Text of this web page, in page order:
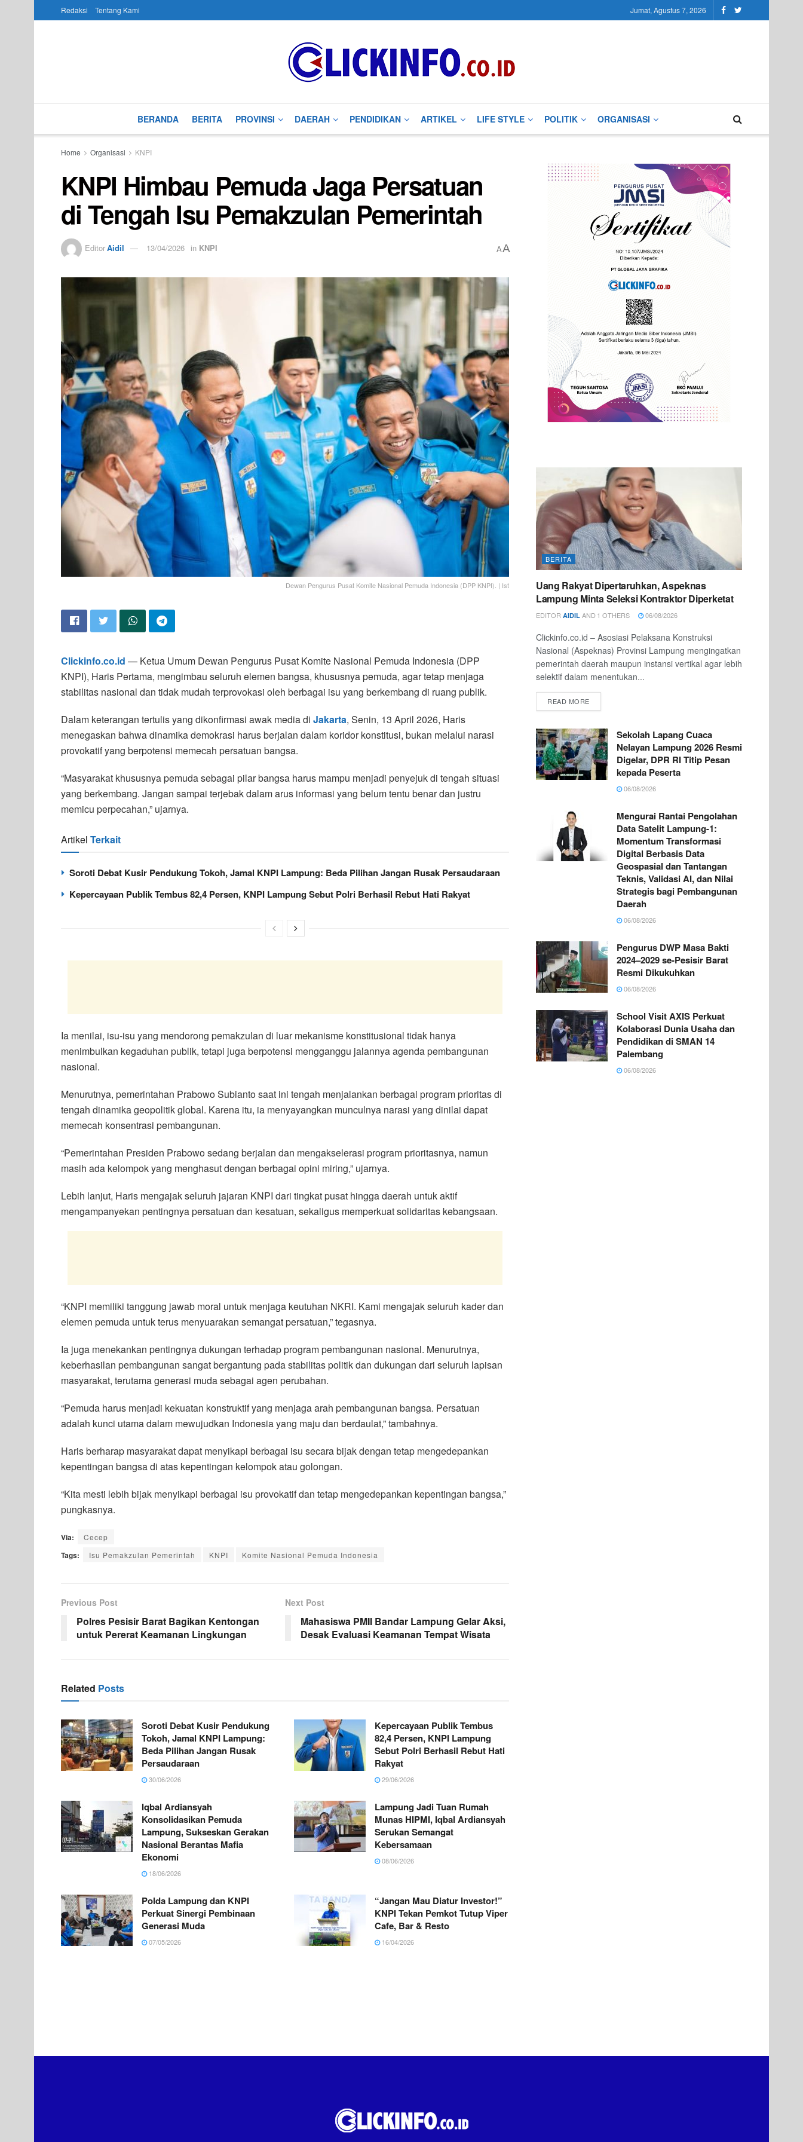
Redaksi Tentang Kami Jumat, Agustus 7, 2026
BERANDA BERITA PROVINSI DAERAH PENDIDIKAN ARTIKEL LIFE STYLE POLITIK ORGANISASI
Home Organisasi KNPI
KNPI Himbau Pemuda Jaga Persatuan
di Tengah Isu Pemakzulan Pemerintah
EditorAidil 13/04/2026 in KNPI AA
Dewan Pengurus Pusat Komite Nasional Pemuda Indonesia (DPP KNPI). | Ist
Clickinfo.co.id — Ketua Umum Dewan Pengurus Pusat Komite Nasional Pemuda Indonesia (DPP
KNPI), Haris Pertama, mengimbau seluruh elemen bangsa, khususnya pemuda, agar tetap menjaga
stabilitas nasional dan tidak mudah terprovokasi oleh berbagai isu yang berkembang di ruang publik.
Dalam keterangan tertulis yang dikonfirmasi awak media di Jakarta, Senin, 13 April 2026, Haris
menegaskan bahwa dinamika demokrasi harus berjalan dalam koridor konstitusi, bukan melalui narasi
provokatif yang berpotensi memecah persatuan bangsa.
“Masyarakat khususnya pemuda sebagai pilar bangsa harus mampu menjadi penyejuk di tengah situasi
yang berkembang. Jangan sampai terjebak dalam arus informasi yang belum tentu benar dan justru
memicu perpecahan,” ujarnya.
Artikel Terkait
Soroti Debat Kusir Pendukung Tokoh, Jamal KNPI Lampung: Beda Pilihan Jangan Rusak Persaudaraan
Kepercayaan Publik Tembus 82,4 Persen, KNPI Lampung Sebut Polri Berhasil Rebut Hati Rakyat
Ia menilai, isu-isu yang mendorong pemakzulan di luar mekanisme konstitusional tidak hanya
menimbulkan kegaduhan publik, tetapi juga berpotensi mengganggu jalannya agenda pembangunan
nasional.
Menurutnya, pemerintahan Prabowo Subianto saat ini tengah menjalankan berbagai program prioritas di
tengah dinamika geopolitik global. Karena itu, ia menyayangkan munculnya narasi yang dinilai dapat
memecah konsentrasi pembangunan.
“Pemerintahan Presiden Prabowo sedang berjalan dan mengakselerasi program prioritasnya, namun
masih ada kelompok yang menghasut dengan berbagai opini miring,” ujarnya.
Lebih lanjut, Haris mengajak seluruh jajaran KNPI dari tingkat pusat hingga daerah untuk aktif
mengampanyekan pentingnya persatuan dan kesatuan, sekaligus memperkuat solidaritas kebangsaan.
“KNPI memiliki tanggung jawab moral untuk menjaga keutuhan NKRI. Kami mengajak seluruh kader dan
elemen pemuda untuk terus menyuarakan semangat persatuan,” tegasnya.
Ia juga menekankan pentingnya dukungan terhadap program pembangunan nasional. Menurutnya,
keberhasilan pembangunan sangat bergantung pada stabilitas politik dan dukungan dari seluruh lapisan
masyarakat, terutama generasi muda sebagai agen perubahan.
“Pemuda harus menjadi kekuatan konstruktif yang menjaga arah pembangunan bangsa. Persatuan
adalah kunci utama dalam mewujudkan Indonesia yang maju dan berdaulat,” tambahnya.
Haris berharap masyarakat dapat menyikapi berbagai isu secara bijak dengan tetap mengedepankan
kepentingan bangsa di atas kepentingan kelompok atau golongan.
“Kita mesti lebih bijak menyikapi berbagai isu provokatif dan tetap mengedepankan kepentingan bangsa,”
pungkasnya.
Via: Cecep
Tags: Isu Pemakzulan Pemerintah KNPI Komite Nasional Pemuda Indonesia
Previous Post
Polres Pesisir Barat Bagikan Kentongan
untuk Pererat Keamanan Lingkungan
Next Post
Mahasiswa PMII Bandar Lampung Gelar Aksi,
Desak Evaluasi Keamanan Tempat Wisata
Related Posts
Soroti Debat Kusir Pendukung
Tokoh, Jamal KNPI Lampung:
Beda Pilihan Jangan Rusak
Persaudaraan
30/06/2026
Kepercayaan Publik Tembus
82,4 Persen, KNPI Lampung
Sebut Polri Berhasil Rebut Hati
Rakyat
29/06/2026
Iqbal Ardiansyah
Konsolidasikan Pemuda
Lampung, Sukseskan Gerakan
Nasional Berantas Mafia
Ekonomi
18/06/2026
Lampung Jadi Tuan Rumah
Munas HIPMI, Iqbal Ardiansyah
Serukan Semangat
Kebersamaan
08/06/2026
Polda Lampung dan KNPI
Perkuat Sinergi Pembinaan
Generasi Muda
07/05/2026
“Jangan Mau Diatur Investor!”
KNPI Tekan Pemkot Tutup Viper
Cafe, Bar & Resto
16/04/2026
BERITA
Uang Rakyat Dipertaruhkan, Aspeknas
Lampung Minta Seleksi Kontraktor Diperketat
EDITOR AIDIL AND 1 OTHERS 06/08/2026
Clickinfo.co.id – Asosiasi Pelaksana Konstruksi
Nasional (Aspeknas) Provinsi Lampung mengingatkan
pemerintah daerah maupun instansi vertikal agar lebih
selektif dalam menentukan...
READ MORE
Sekolah Lapang Cuaca
Nelayan Lampung 2026 Resmi
Digelar, DPR RI Titip Pesan
kepada Peserta
06/08/2026
Mengurai Rantai Pengolahan
Data Satelit Lampung-1:
Momentum Transformasi
Digital Berbasis Data
Geospasial dan Tantangan
Teknis, Validasi AI, dan Nilai
Strategis bagi Pembangunan
Daerah
06/08/2026
Pengurus DWP Masa Bakti
2024–2029 se-Pesisir Barat
Resmi Dikukuhkan
06/08/2026
School Visit AXIS Perkuat
Kolaborasi Dunia Usaha dan
Pendidikan di SMAN 14
Palembang
06/08/2026